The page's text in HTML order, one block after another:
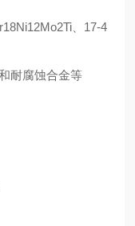
、17-4
腐蚀合金等